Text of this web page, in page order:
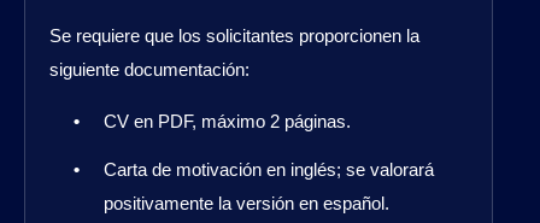
Se requiere que los solicitantes proporcionen la
siguiente documentación:
CV en PDF, máximo 2 páginas.
Carta de motivación en inglés; se valorará
positivamente la versión en español.